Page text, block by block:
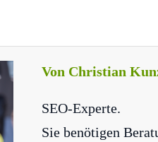
Von Christian
SEO-Experte.
Sie benötigen